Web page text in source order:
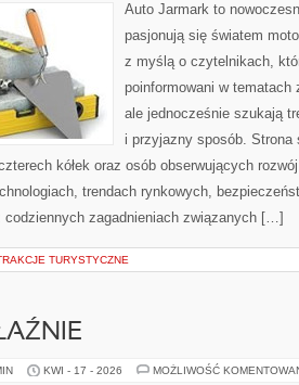
Auto Jarmark to
pasjonują się światem
z myślą o czytelnikach,
poinformowani w
ale jednocześnie szukają
i przyjazny sposób.
kółek oraz osób obserwujących
trendach rynkowych,
codziennych zagadnieniach związanych […]
TURYSTYCZNE
KWI - 17 - 2026 MOŻLIWOŚĆ